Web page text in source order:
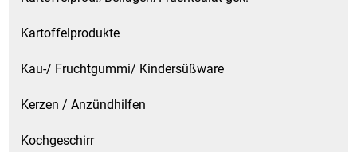
Kartoffelprodukte
Kau-/ Fruchtgummi/ Kindersüßware
Kerzen / Anzündhilfen
Kochgeschirr